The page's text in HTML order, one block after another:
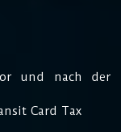
und nach der
Card Tax